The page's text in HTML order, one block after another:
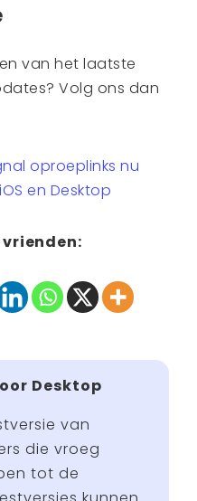
van het laatste
Volg ons dan
oproeplinks nu
en Desktop
vrienden:
Desktop
van
die vroeg
tot de